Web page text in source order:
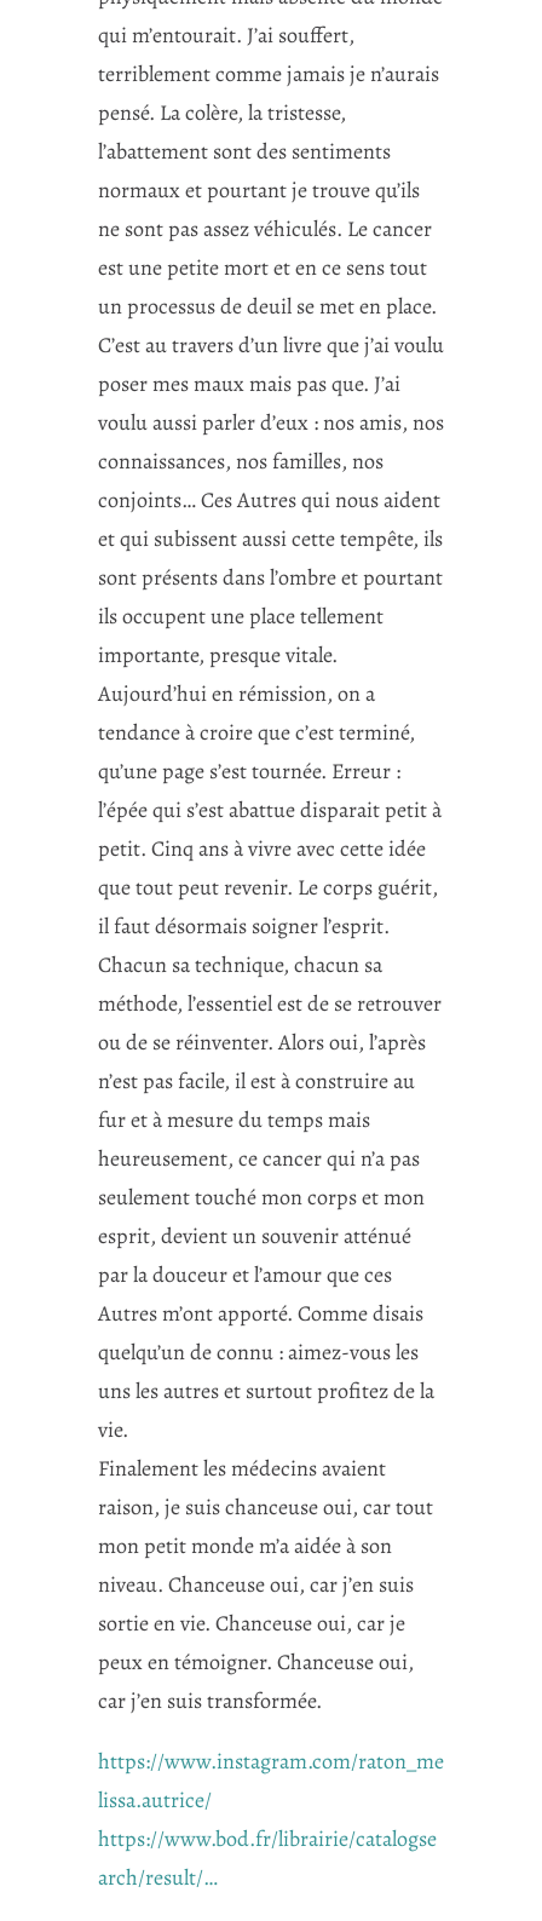
qui m’entourait. J’ai souffert,
terriblement comme jamais je n’aurais
pensé. La colère, la tristesse,
l’abattement sont des sentiments
normaux et pourtant je trouve qu’ils
ne sont pas assez véhiculés. Le cancer
est une petite mort et en ce sens tout
un processus de deuil se met en place.
C’est au travers d’un livre que j’ai voulu
poser mes maux mais pas que. J’ai
voulu aussi parler d’eux : nos amis, nos
connaissances, nos familles, nos
conjoints… Ces Autres qui nous aident
et qui subissent aussi cette tempête, ils
sont présents dans l’ombre et pourtant
ils occupent une place tellement
importante, presque vitale.
Aujourd’hui en rémission, on a
tendance à croire que c’est terminé,
qu’une page s’est tournée. Erreur :
l’épée qui s’est abattue disparait petit à
petit. Cinq ans à vivre avec cette idée
que tout peut revenir. Le corps guérit,
il faut désormais soigner l’esprit.
Chacun sa technique, chacun sa
méthode, l’essentiel est de se retrouver
ou de se réinventer. Alors oui, l’après
n’est pas facile, il est à construire au
fur et à mesure du temps mais
heureusement, ce cancer qui n’a pas
seulement touché mon corps et mon
esprit, devient un souvenir atténué
par la douceur et l’amour que ces
Autres m’ont apporté. Comme disais
quelqu’un de connu : aimez-vous les
uns les autres et surtout profitez de la
vie.
Finalement les médecins avaient
raison, je suis chanceuse oui, car tout
mon petit monde m’a aidée à son
niveau. Chanceuse oui, car j’en suis
sortie en vie. Chanceuse oui, car je
peux en témoigner. Chanceuse oui,
car j’en suis transformée.
https://www.instagram.com/raton_me
lissa.autrice/
https://www.bod.fr/librairie/catalogse
arch/result/…